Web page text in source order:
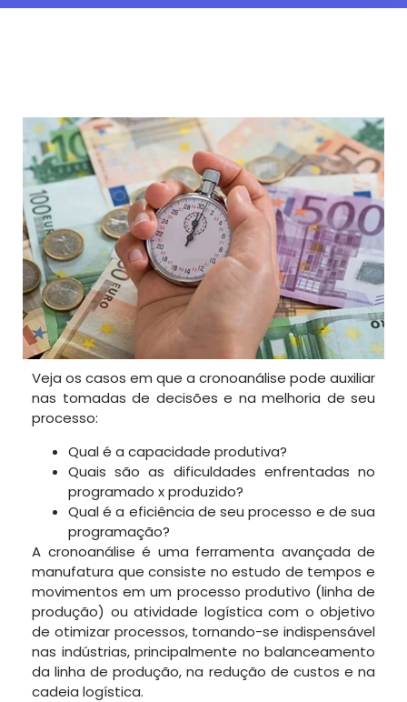
Veja os casos em que a cronoanálise pode auxiliar
nas tomadas de decisões e na melhoria de seu
processo:
Qual é a capacidade produtiva?
Quais são as dificuldades enfrentadas no
programado x produzido?
Qual é a eficiência de seu processo e de sua
programação?
A cronoanálise é uma ferramenta avançada de
manufatura que consiste no estudo de tempos e
movimentos em um processo produtivo (linha de
produção) ou atividade logística com o objetivo
de otimizar processos, tornando-se indispensável
nas indústrias, principalmente no balanceamento
da linha de produção, na redução de custos e na
cadeia logística.